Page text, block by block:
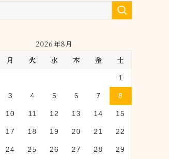
2026年8月
月 火 水 木 金 土
1
3 4 5 6 7 8
10 11 12 13 14 15
17 18 19 20 21 22
24 25 26 27 28 29